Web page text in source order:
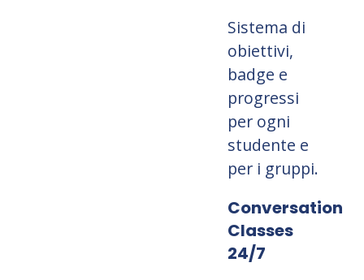
Sistema di
obiettivi,
badge e
progressi
per ogni
studente e
per i gruppi.
Conversation
Classes
24/7